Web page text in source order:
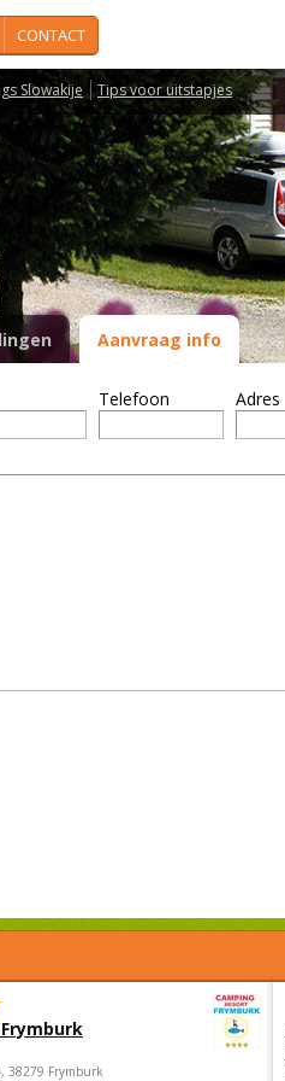
CONTACT
Slowakije Tips voor uitstapjes
Aanvraag info
Telefoon Adres
38279 Frymburk